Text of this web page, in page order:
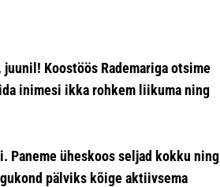
Koostöös Rademariga otsime
inimesi ikka rohkem liikuma ning
Paneme üheskoos seljad kokku ning
pälviks kõige aktiivsema